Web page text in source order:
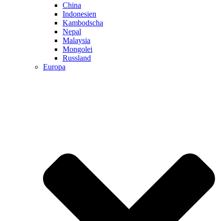
China
Indonesien
Kambodscha
Nepal
Malaysia
Mongolei
Russland
Europa